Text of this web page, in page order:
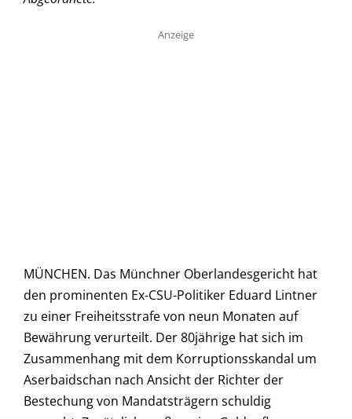
Anzeige
MÜNCHEN. Das Münchner Oberlandesgericht hat
den prominenten Ex-CSU-Politiker Eduard Lintner
zu einer Freiheitsstrafe von neun Monaten auf
Bewährung verurteilt. Der 80jährige hat sich im
Zusammenhang mit dem Korruptionsskandal um
Aserbaidschan nach Ansicht der Richter der
Bestechung von Mandatsträgern schuldig